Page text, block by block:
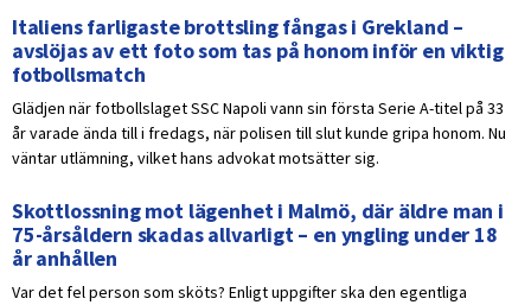
Italiens farligaste brottsling fångas i Grekland –
avslöjas av ett foto som tas på honom inför en viktig
fotbollsmatch
Glädjen när fotbollslaget SSC Napoli vann sin första Serie A-titel på 33
år varade ända till i fredags, när polisen till slut kunde gripa honom. Nu
väntar utlämning, vilket hans advokat motsätter sig.
Skottlossning mot lägenhet i Malmö, där äldre man i
75-årsåldern skadas allvarligt – en yngling under 18
år anhållen
Var det fel person som sköts? Enligt uppgifter ska den egentliga